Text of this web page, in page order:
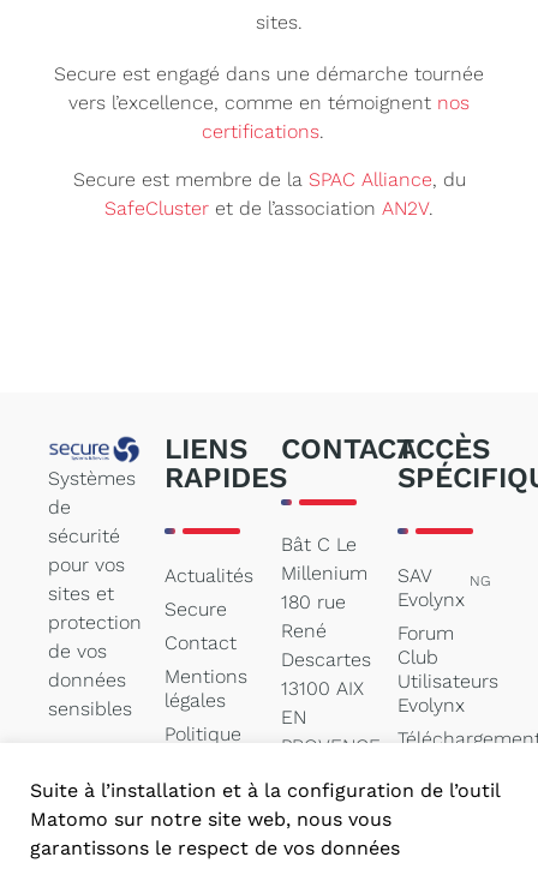
Suite à l’installation et à la configuration de l’outil
Matomo sur notre site web, nous vous
garantissons le respect de vos données
sites.
Secure est engagé dans une démarche tournée
vers l’excellence, comme en témoignent nos
certifications.
Secure est membre de la SPAC Alliance, du
SafeCluster et de l’association AN2V.
Systèmes
de
sécurité
pour vos
sites et
protection
de vos
données
sensibles
LIENS
RAPIDES
Actualités
Secure
Contact
Mentions
légales
Politique
cookies
CONTACT
Bât C Le
Millenium
180 rue
René
Descartes
13100 AIX
EN
PROVENCE
contact@secure-
systems.net
ACCÈS
SAV
Evolynx
NG
Forum
Club
Utilisateurs
Evolynx
documentation